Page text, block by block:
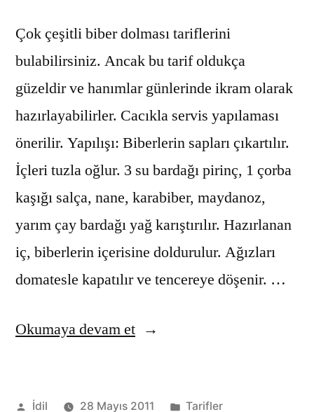
Çok çeşitli biber dolması tariflerini
bulabilirsiniz. Ancak bu tarif oldukça
güzeldir ve hanımlar günlerinde ikram olarak
hazırlayabilirler. Cacıkla servis yapılaması
önerilir. Yapılışı: Biberlerin sapları çıkartılır.
İçleri tuzla oğlur. 3 su bardağı pirinç, 1 çorba
kaşığı salça, nane, karabiber, maydanoz,
yarım çay bardağı yağ karıştırılır. Hazırlanan
iç, biberlerin içerisine doldurulur. Ağızları
domatesle kapatılır ve tencereye döşenir. …
Okumaya devam et“Zeytinyağlı
Gönderen:
İdil 28 Mayıs 2011 Kategori:
Tarifler